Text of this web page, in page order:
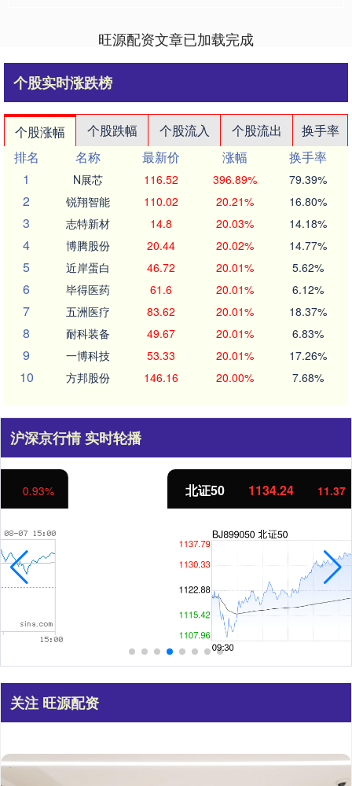
旺源配资文章已加载完成
个股实时涨跌榜
个股涨幅 个股跌幅 个股流入 个股流出
换手率
排名
名称 最新价 涨幅
换手率
1
N展芯 116.52 396.89% 79.39%
2 锐翔智能 110.02 20.21% 16.80%
3 志特新材 14.8 20.03% 14.18%
4 博腾股份 20.44 20.02% 14.77%
5 近岸蛋白 46.72 20.01% 5.62%
6 毕得医药 61.6 20.01% 6.12%
7 五洲医疗 83.62 20.01% 18.37%
8 耐科装备 49.67 20.01% 6.83%
9 一博科技 53.33 20.01% 17.26%
10 方邦股份 146.16 20.00% 7.68%
沪深京行情 实时轮播
11.37 1.01%
关注 旺源配资